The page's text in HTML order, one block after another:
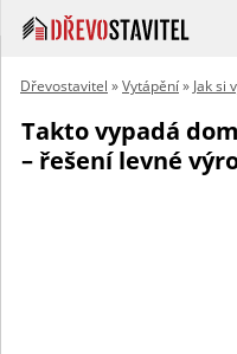
Dřevostavitel »Vytápění» Jak si
Takto vypadá
– řešení levné